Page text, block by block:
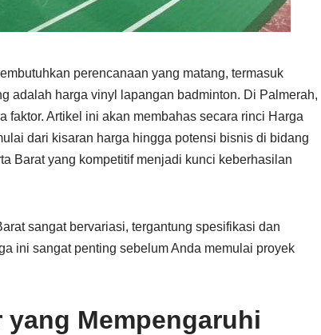
perencanaan yang matang, termasuk
adalah harga vinyl lapangan badminton. Di Palmerah,
faktor. Artikel ini akan membahas secara rinci Harga
dari kisaran harga hingga potensi bisnis di bidang
Barat yang kompetitif menjadi kunci keberhasilan
sangat bervariasi, tergantung spesifikasi dan
ini sangat penting sebelum Anda memulai proyek
Mempengaruhi